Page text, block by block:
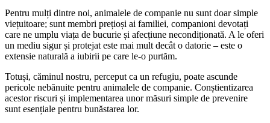
Pentru mulți dintre noi, animalele de companie nu sunt doar simple
viețuitoare; sunt membri prețioși ai familiei, companioni devotați
care ne umplu viața de bucurie și afecțiune necondiționată. A le oferi
un mediu sigur și protejat este mai mult decât o datorie – este o
extensie naturală a iubirii pe care le-o purtăm.
Totuși, căminul nostru, perceput ca un refugiu, poate ascunde
pericole nebănuite pentru animalele de companie. Conștientizarea
acestor riscuri și implementarea unor măsuri simple de prevenire
sunt esențiale pentru bunăstarea lor.